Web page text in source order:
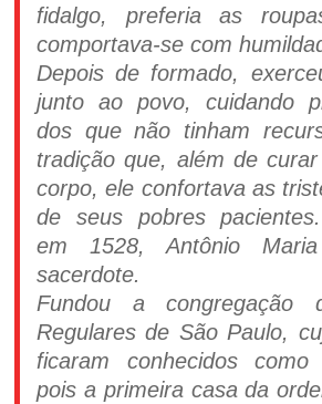
fidalgo, preferia as
comportava-se com
Depois de formado,
junto ao povo, cuidando
dos que não tinham
tradição que, além de
corpo, ele confortava as
de seus pobres
em 1528, Antônio Maria
sacerdote.
Fundou a congregação
Regulares de São Paulo,
ficaram conhecidos como
pois a primeira casa da